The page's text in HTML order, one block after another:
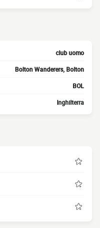
club uomo
Bolton Wanderers, Bolton
BOL
Inghilterra